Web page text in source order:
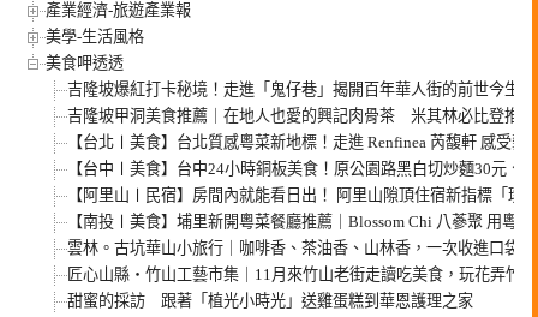
產業經濟-旅遊產業報
美學-生活風格
美食呷透透
吉隆坡爆紅打卡秘境！走進「鬼仔巷」揭開百年華人街的前世今生
吉隆坡甲洞美食推薦｜在地人也愛的興記肉骨茶 米其林必比登推
【台北〡美食】台北質感粵菜新地標！走進 Renfinea 芮馥軒 感受藝
【台中〡美食】台中24小時銅板美食！原公園路黑白切炒麵30元
【阿里山〡民宿】房間內就能看日出！ 阿里山隙頂住宿新指標「璦
【南投〡美食】埔里新開粵菜餐廳推薦｜Blossom Chi 八蔘聚 用粵
雲林。古坑華山小旅行｜咖啡香、茶油香、山林香，一次收進口袋
匠心山縣・竹山工藝市集｜11月來竹山老街走讀吃美食，玩花弄竹
甜蜜的採訪 跟著「植光小時光」送雞蛋糕到華恩護理之家